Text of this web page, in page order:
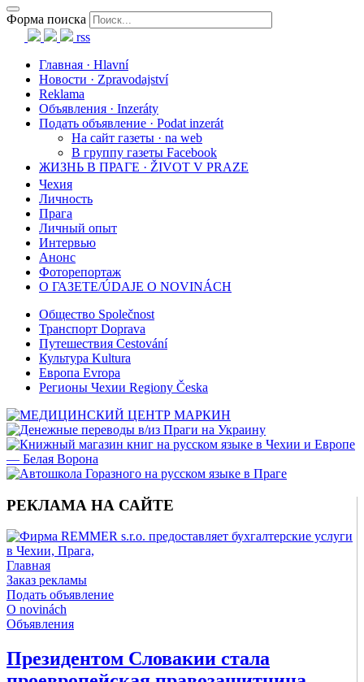
Форма поиска
rss
Главная · Hlavní
Новости · Zpravodajství
Reklama
Объявления · Inzeráty
Подать объявление · Podat inzerát
На сайт газеты · na web
В группу газеты Facebook
ЖИЗНЬ В ПРАГЕ · ŽIVOT V PRAZE
Чехия
Личность
Прага
Личный опыт
Интервью
Анонс
Фоторепортаж
О ГАЗЕТЕ/ÚDAJE O NOVINÁCH
Общество Společnost
Транспорт Doprava
Путешествия Cestování
Культура Kultura
Европа Evropa
Регионы Чехии Regiony Česka
РЕКЛАМА НА САЙТЕ
Главная
Заказ рекламы
Подать объявление
O novinách
Объявления
Президентом Словакии стала